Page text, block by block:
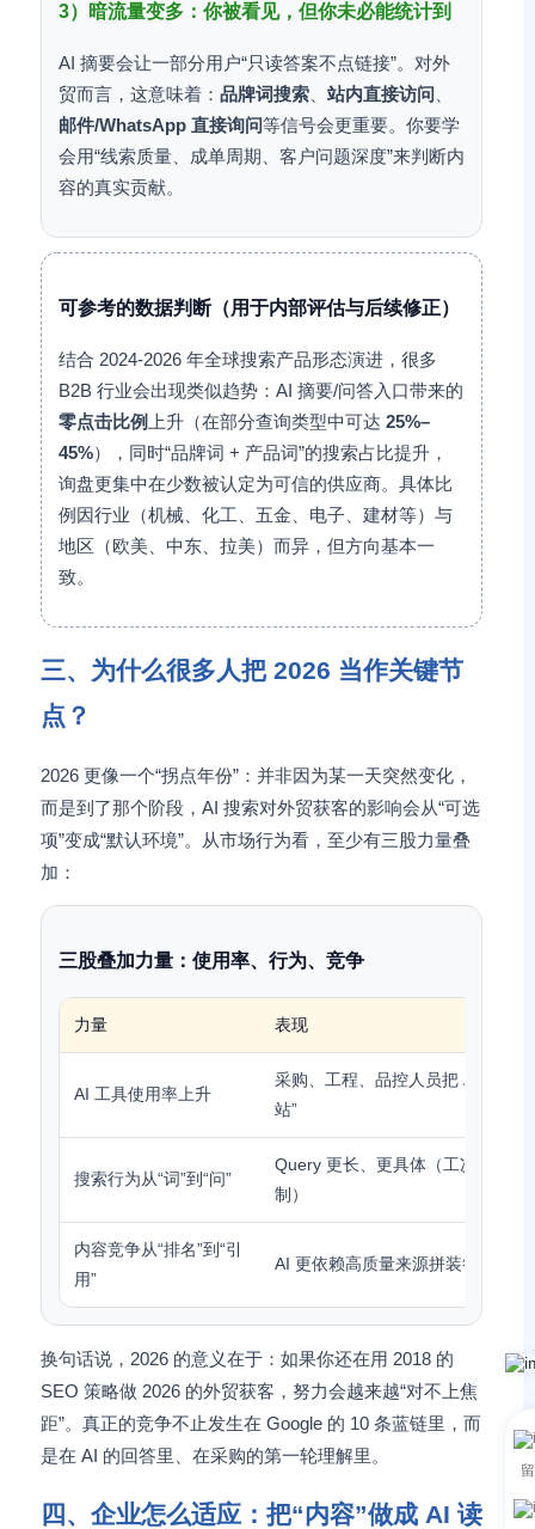
3）暗流量变多：你被看见，但你未必能统计到
AI 摘要会让一部分用户“只读答案不点链接”。对外
贸而言，这意味着： 品牌词搜索 站内直接访问
邮件/WhatsApp 直接询问等信号会更重要。你要学
会用“线索质量、成单周期、客户问题深度”来判断内
容的真实贡献。
可参考的数据判断（用于内部评估与后续修正）
结合 2024-2026 年全球搜索产品形态演进，很多
B2B 行业会出现类似趋势：AI 摘要/问答入口带来的
零点击比例
上升（在部分查询类型中可达 25%–
45%），同时“品牌词 + 产品词”的搜索占比提升，
询盘更集中在少数被认定为可信的供应商。具体比
例因行业（机械、化工、五金、电子、建材等）与
地区（欧美、中东、拉美）而异，但方向基本一
致。
三、为什么很多人把 2026 当作关键节
点？
2026 更像一个“拐点年份”：并非因为某一天突然变化，
而是到了那个阶段，AI 搜索对外贸获客的影响会从“可选
项”变成“默认环境”。从市场行为看，至少有三股力量叠
加：
三股叠加力量：使用率、行为、竞争
力量 表现
AI 工具使用率上升
采购、工程、品控人员把 AI 当“第
站”
搜索行为从“词”到“问”
Query 更长、更具体（工况+目标+
制）
内容竞争从“排名”到“引
用”
AI 更依赖高质量来源拼装答案
换句话说，2026 的意义在于：如果你还在用 2018 的
SEO 策略做 2026 的外贸获客，努力会越来越“对不上焦
距”。真正的竞争不止发生在 Google 的 10 条蓝链里，而
是在 AI 的回答里、在采购的第一轮理解里。
四、企业怎么适应：把“内容”做成 AI 读